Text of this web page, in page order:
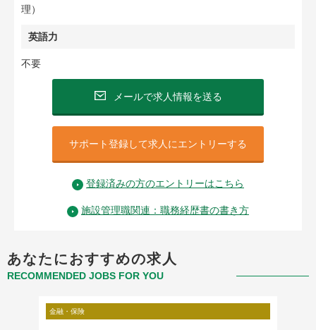
理）
英語力
不要
メールで求人情報を送る
サポート登録して求人にエントリーする
登録済みの方のエントリーはこちら
施設管理職関連：職務経歴書の書き方
あなたにおすすめの求人
RECOMMENDED JOBS FOR YOU
金融・保険